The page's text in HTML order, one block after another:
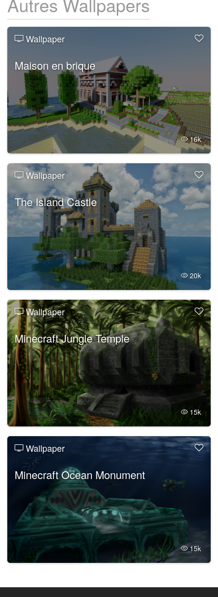
Wallpaper
Maison en brique
16k
Wallpaper
The Island Castle
20k
Wallpaper
Minecraft Jungle Temple
15k
Wallpaper
Minecraft Ocean Monument
15k